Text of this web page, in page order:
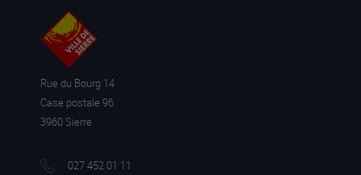
Rue du Bourg 14
Case postale 96
3960 Sierre
027 452 01 11